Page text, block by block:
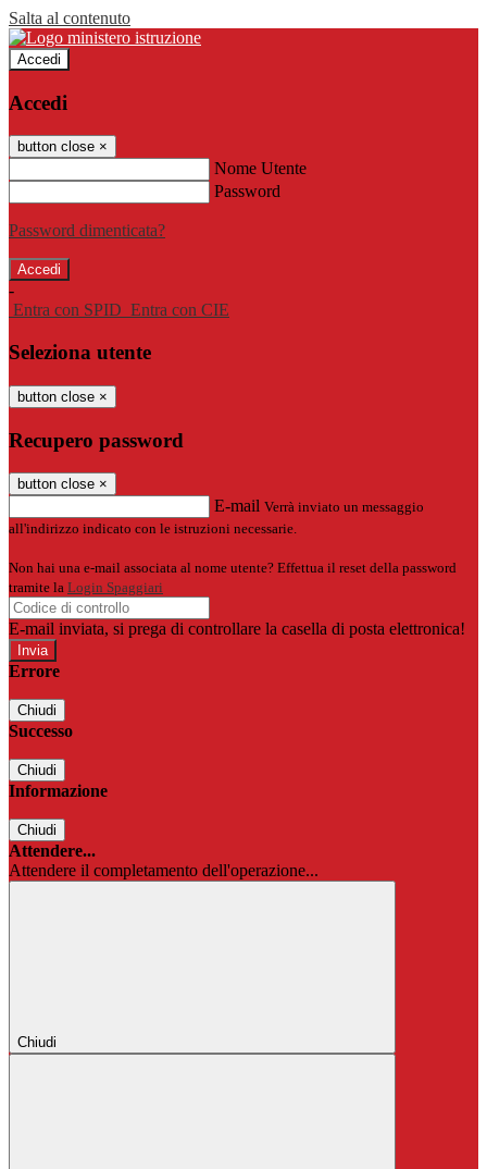
Salta al contenuto
Accedi
Accedi
button close ×
Nome Utente
Password
Password dimenticata?
-
Entra con SPID Entra con CIE
Seleziona utente
button close ×
Recupero password
button close ×
E-mail Verrà inviato un messaggio
all'indirizzo indicato con le istruzioni necessarie.
Non hai una e-mail associata al nome utente? Effettua il reset della password
tramite la Login Spaggiari
E-mail inviata, si prega di controllare la casella di posta elettronica!
Errore
Chiudi
Successo
Chiudi
Informazione
Chiudi
Attendere...
Attendere il completamento dell'operazione...
Chiudi